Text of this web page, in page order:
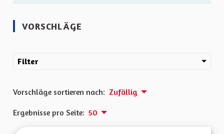
VORSCHLÄGE
Filter
Vorschläge sortieren nach: Zufällig
Ergebnisse pro Seite: 50